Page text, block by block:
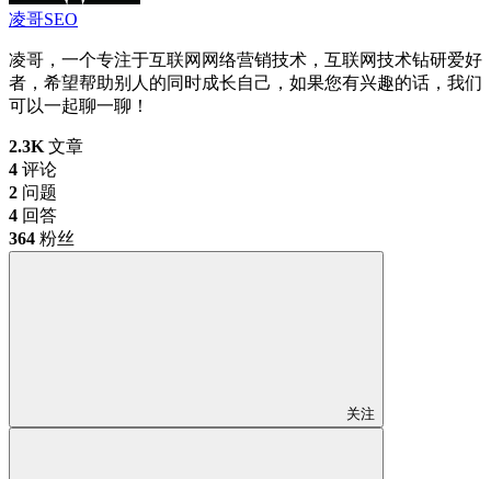
凌哥SEO
凌哥，一个专注于互联网网络营销技术，互联网技术钻研爱好
者，希望帮助别人的同时成长自己，如果您有兴趣的话，我们
可以一起聊一聊！
2.3K 文章
4 评论
2 问题
4 回答
364 粉丝
关注